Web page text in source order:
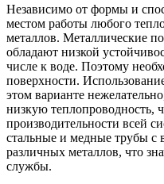
Независимо от формы и
местом работы любого
металлов. Металлические
обладают низкой
числе к воде. Поэтому
поверхности.
этом варианте
низкую теплопроводность,
производительности всей
стальные и медные трубы
различных металлов, что
службы.